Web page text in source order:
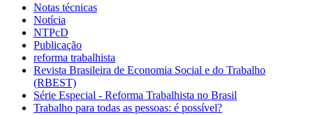
Notas técnicas
Notícia
NTPcD
Publicação
reforma trabalhista
Revista Brasileira de Economia Social e do Trabalho
(RBEST)
Série Especial - Reforma Trabalhista no Brasil
Trabalho para todas as pessoas: é possível?